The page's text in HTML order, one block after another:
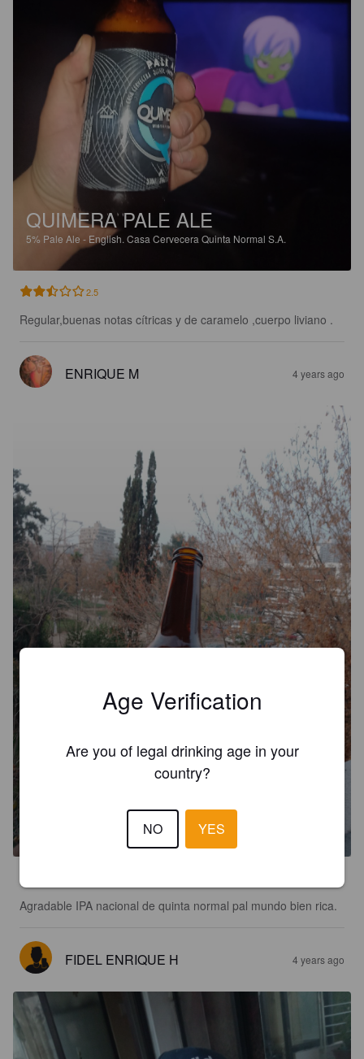
QUIMERA PALE ALE
5% Pale Ale - English. Casa Cervecera Quinta Normal S.A.
2.5
Regular,buenas notas cítricas y de caramelo ,cuerpo liviano .
ENRIQUE M 4 years ago
QUIMERA AMBER ALE
Red Ale / Amber Ale.Casa Cervecera Quinta Normal S.A.
Agradable IPA nacional de quinta normal pal mundo bien rica.
FIDEL ENRIQUE H 4 years ago
Age Verification
Are you of legal drinking age in your
country?
NO YES